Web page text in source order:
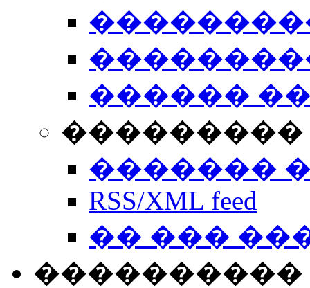
������
���������
�������
RSS/XML feed
�� ���
����������